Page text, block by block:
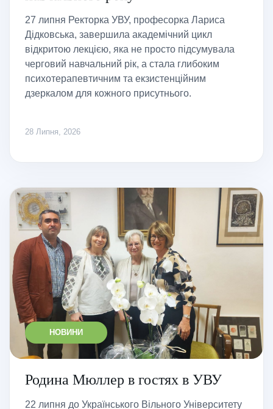
27 липня Ректорка УВУ, професорка Лариса
Дідковська, завершила академічний цикл
відкритою лекцією, яка не просто підсумувала
черговий навчальний рік, а стала глибоким
психотерапевтичним та екзистенційним
дзеркалом для кожного присутнього.
28 Липня, 2026
НОВИНИ
Родина Мюллер в гостях в УВУ
22 липня до Українського Вільного Університету